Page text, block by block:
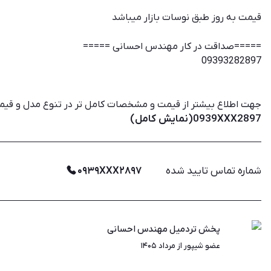
قیمت به روز طبق نوسات بازار میباشد
=====صداقت در کار مهندس احسانی =====
0939‌3282897
جهت اطلاع بیشتر از قیمت و مشخصات کامل تر در تنوع مدل و
0939XXX2897(نمایش کامل)
شماره تماس تایید شده ۰۹۳۹XXX۲۸۹۷
پخش تردمیل مهندس احسانی
عضو شیپور از مرداد ۱۴۰۵